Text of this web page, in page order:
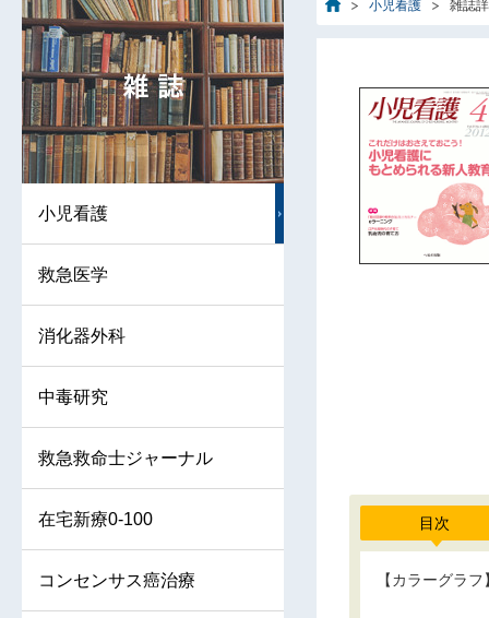
小児看護 雑誌
目次
【カラーグラフ
小児看護
救急医学
消化器外科
中毒研究
救急救命士ジャーナル
在宅新療0-100
コンセンサス癌治療